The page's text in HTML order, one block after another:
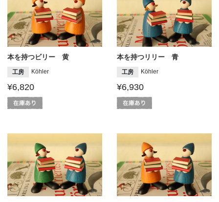
本を持つビリー 黄
工房 Köhler
¥6,820
本を持つリリー 青
工房 Köhler
¥6,930